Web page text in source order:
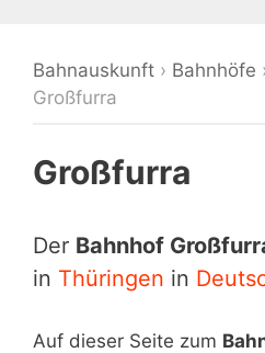
Bahnauskunft › Bahnhöfe
Großfurra
Großfurra
Der Bahnhof
in Thüringen in
Auf dieser Seite zum